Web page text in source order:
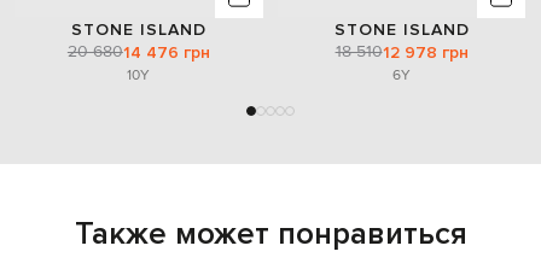
STONE ISLAND
20 68014 476 грн
10Y
STONE ISLAND
18 51012 978 грн
6Y
Также может понравиться